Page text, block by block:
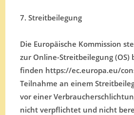
7. Streitbeilegung
Die Europäische Kommission
zur Online-Streitbeilegung (OS)
finden https://ec.europa.eu/
Teilnahme an einem
vor einer
nicht verpflichtet und nicht